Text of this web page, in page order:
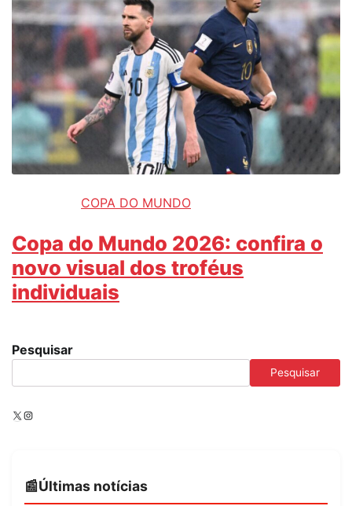
COPA DO MUNDO
Copa do Mundo 2026: confira o
novo visual dos troféus
individuais
Pesquisar
Pesquisar
X Instagram
Últimas notícias